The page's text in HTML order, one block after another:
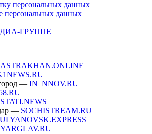
персональных данных
персональных данных
ГРУППЕ
ASTRAKHAN.ONLINE
— IN_NNOV.RU
— SOCHISTREAM.RU
ULYANOVSK.EXPRESS
YARGLAV.RU